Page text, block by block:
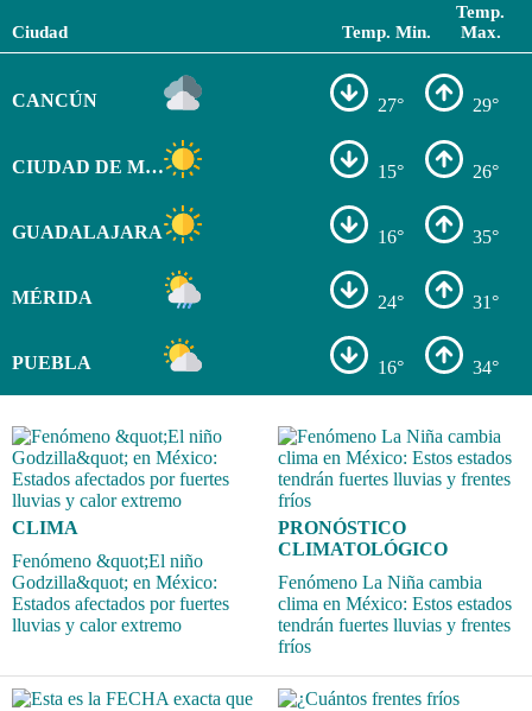
Ciudad Temp. Min.
Temp.
Max.
CANCÚN 27° 29°
CIUDAD DE MÉXICO 15° 26°
GUADALAJARA 16° 35°
MÉRIDA 24° 31°
PUEBLA 16° 34°
CLIMA
Fenómeno &quot;El niño
Godzilla&quot; en México:
Estados afectados por fuertes
lluvias y calor extremo
PRONÓSTICO
CLIMATOLÓGICO
Fenómeno La Niña cambia
clima en México: Estos estados
tendrán fuertes lluvias y frentes
fríos